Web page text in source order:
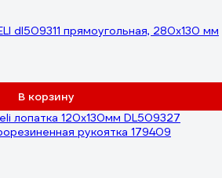
dl509311 прямоугольная, 280x130 мм
В корзину